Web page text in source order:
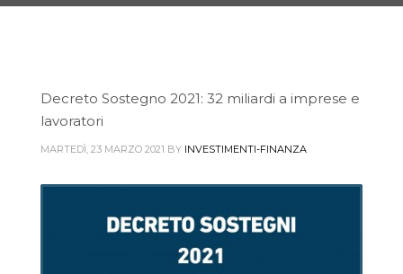
Decreto Sostegno 2021: 32 miliardi a imprese e
lavoratori
MARTEDÌ, 23 MARZO 2021 BY INVESTIMENTI-FINANZA